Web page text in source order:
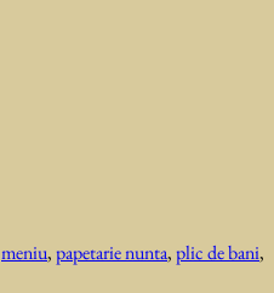
meniu,papetarie nunta,plic de bani,